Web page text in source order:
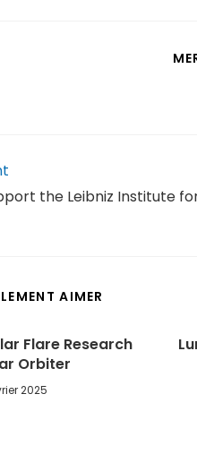
the Leibniz Institute
AIMER
Flare Research
Orbiter
2025